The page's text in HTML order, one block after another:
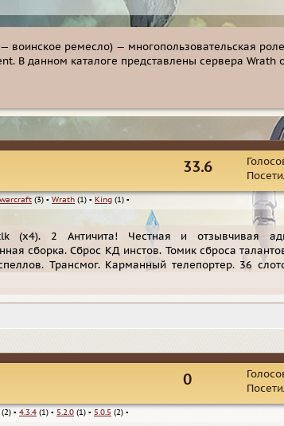
ремесло) — многопользовательская
В данном каталоге представлены сервера Wrath
33.6
warcraft (3) ▪ Wrath (1) ▪ King (1) ▪
(x4). 2 Античита! Честная и отзывчивая
сборка. Сброс КД инстов. Томик сброса
Трансмог. Карманный телепортер. 36
0
(2) ▪ 4.3.4 (1) ▪ 5.2.0 (1) ▪ 5.0.5 (2) ▪